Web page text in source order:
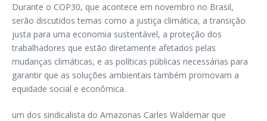
Durante o COP30, que acontece em novembro no Brasil,
serão discutidos temas como a justiça climática, a transição
justa para uma economia sustentável, a proteção dos
trabalhadores que estão diretamente afetados pelas
mudanças climáticas, e as políticas públicas necessárias para
garantir que as soluções ambientais também promovam a
equidade social e econômica.
um dos sindicalista do Amazonas Carles Waldemar que